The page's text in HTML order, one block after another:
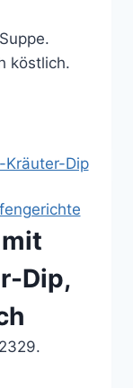
köstlich.
Dip,
29.